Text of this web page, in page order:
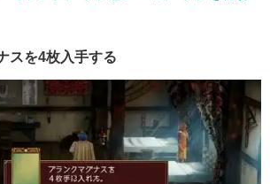
スを4枚入手する